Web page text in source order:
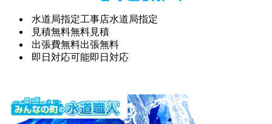
水道局指定工事店水道局指定
見積無料無料見積
出張費無料出張無料
即日対応可能即日対応